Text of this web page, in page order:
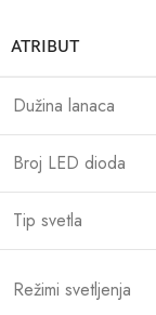
ATRIBUT
Dužina lanaca
Broj LED dioda
Tip svetla
Režimi svetljenja